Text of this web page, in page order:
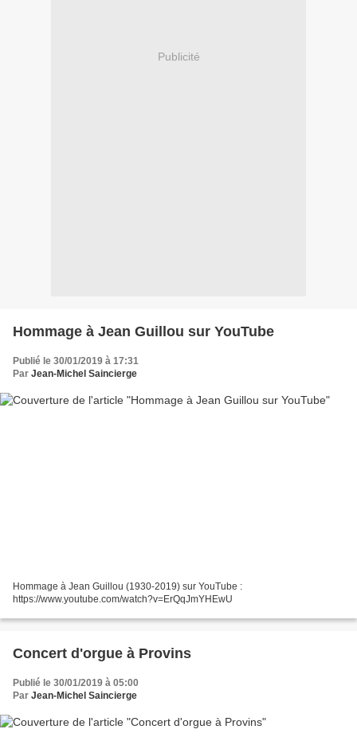
Publicité
Hommage à Jean Guillou sur YouTube
Publié le 30/01/2019 à 17:31
Par Jean-Michel Saincierge
Hommage à Jean Guillou (1930-2019) sur YouTube :
https://www.youtube.com/watch?v=ErQqJmYHEwU
Concert d'orgue à Provins
Publié le 30/01/2019 à 05:00
Par Jean-Michel Saincierge